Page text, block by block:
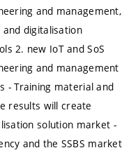
and management,
digitalisation
2. new IoT and SoS
and management
- Training material and
results will create
solution market -
and the SSBS market